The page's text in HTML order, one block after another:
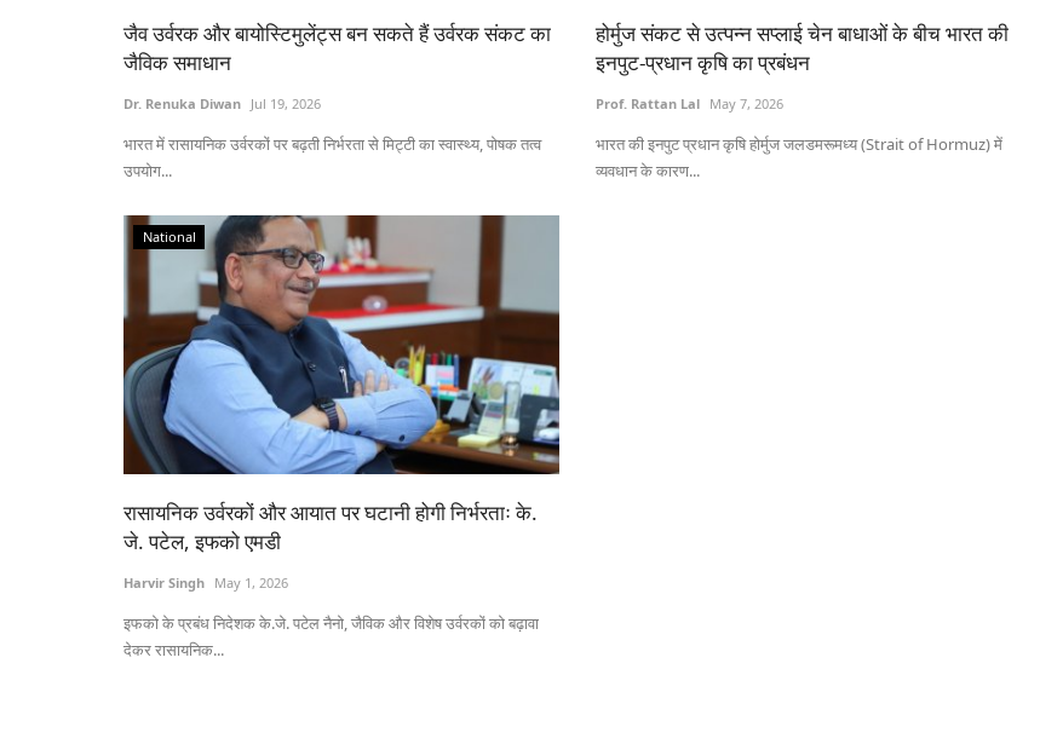
जैव उर्वरक और बायोस्टिमुलेंट्स बन सकते हैं उर्वरक संकट का
जैविक समाधान
Dr. Renuka Diwan Jul 19, 2026
भारत में रासायनिक उर्वरकों पर बढ़ती निर्भरता से मिट्टी का स्वास्थ्य, पोषक तत्व
उपयोग...
होर्मुज संकट से उत्पन्न सप्लाई चेन बाधाओं के बीच भारत की
इनपुट-प्रधान कृषि का प्रबंधन
Prof. Rattan Lal May 7, 2026
भारत की इनपुट प्रधान कृषि होर्मुज जलडमरूमध्य (Strait of Hormuz) में
व्यवधान के कारण...
National
रासायनिक उर्वरकों और आयात पर घटानी होगी निर्भरताः के.
जे. पटेल, इफको एमडी
Harvir Singh May 1, 2026
इफको के प्रबंध निदेशक के.जे. पटेल नैनो, जैविक और विशेष उर्वरकों को बढ़ावा
देकर रासायनिक...